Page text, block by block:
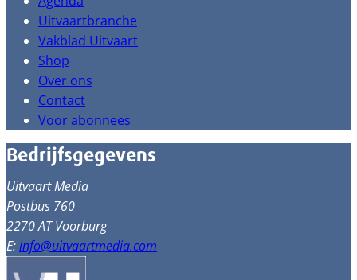
Uitvaartbranche
Vakblad Uitvaart
Shop
Over ons
Contact
Voor abonnees
Bedrijfsgegevens
Uitvaart Media
Postbus 760
2270 AT Voorburg
E:info@uitvaartmedia.com